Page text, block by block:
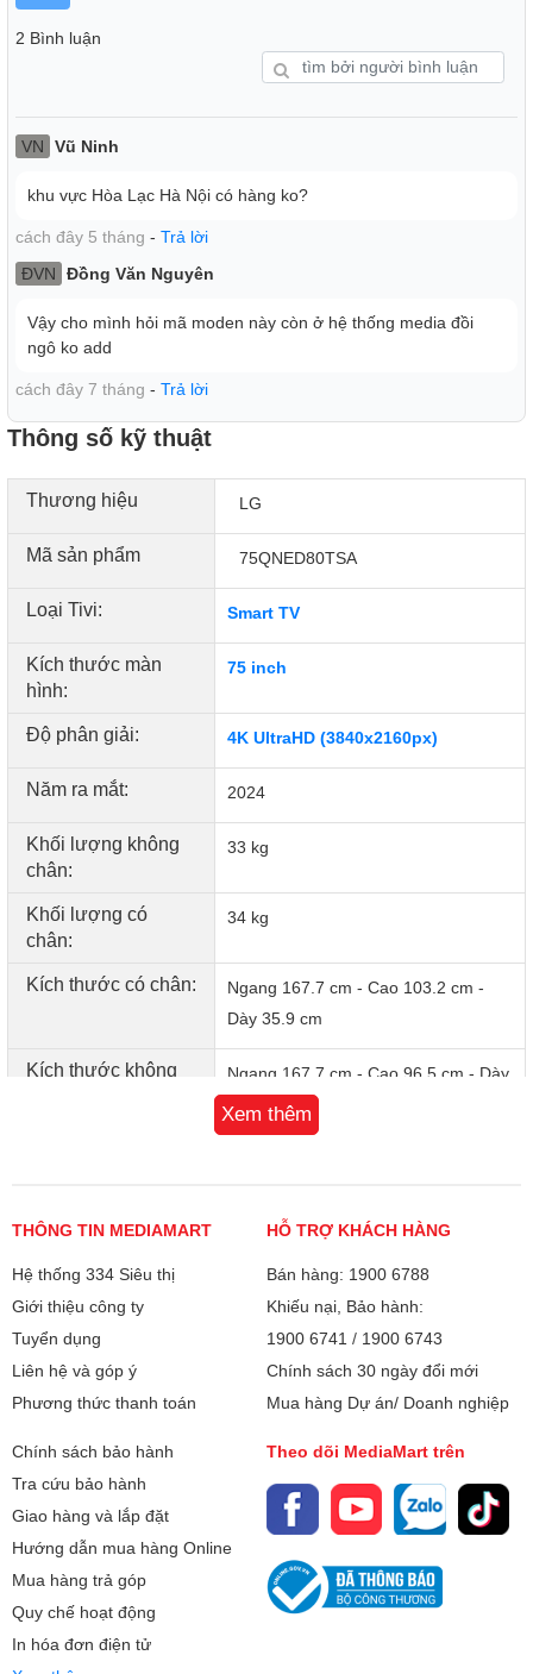
webOS 24
Độc bản trải nghiệm tại gia
Trải nghiệm TV được thiết kế riêng cho bạn với Hồ sơ của
Kích thước bao trùm, khơi nguồn cảm hứng
Một chuyến phiêu lưu, đắm chìm mọi giác quan với màn
hình cực đại và độ nét hoàn hảo, mức độ chi tiết tuyệt vời
cho trải nghiệm xem, chơi hấp dẫn tới ngoạn mục.
FILMMAKER Mode
Đắm chìm trong những đlát cắt chân thực nhất nhờ chế độ
FILMMAKER mang đến những bộ phim đúng như ý đồ của
đạo diễn với các cài đặt nguyên bản.
2 Bình luận
VN Vũ Ninh
khu vực Hòa Lạc Hà Nội có hàng ko?
cách đây 5 tháng - Trả lời
ĐVN
Đồng Văn Nguyên
Vậy cho mình hỏi mã moden này còn ở hệ thống media đồi
ngô ko add
cách đây 7 tháng - Trả lời
Thông số kỹ thuật
Thương hiệu LG
Mã sản phẩm 75QNED80TSA
Loại Tivi: Smart TV
Kích thước màn
hình:
75 inch
Độ phân giải: 4K UltraHD (3840x2160px)
Năm ra mắt: 2024
Khối lượng không
chân:
33 kg
Khối lượng có
chân:
34 kg
Kích thước có chân:
Ngang 167.7 cm - Cao 103.2 cm -
Dày 35.9 cm
Kích thước không
Ngang 167.7 cm - Cao 96.5 cm - Dày
3.09 cm
Cổng AV: Cổng Composite
Cổng USB: 2 cổng
thanh:
Hệ điều hành, giao
diện:
WebOS
Các ứng dụng sẵn
Web Browser
Xem thêm
THÔNG TIN MEDIAMART
Hệ thống 334 Siêu thị
Giới thiệu công ty
Tuyển dụng
Liên hệ và góp ý
Phương thức thanh toán
HỖ TRỢ KHÁCH HÀNG
Bán hàng: 1900 6788
Khiếu nại, Bảo hành:
1900 6741 / 1900 6743
Chính sách 30 ngày đổi mới
Mua hàng Dự án/ Doanh nghiệp
Chính sách bảo hành
Tra cứu bảo hành
Giao hàng và lắp đặt
Hướng dẫn mua hàng Online
Mua hàng trả góp
Quy chế hoạt động
In hóa đơn điện tử
Theo dõi MediaMart trên